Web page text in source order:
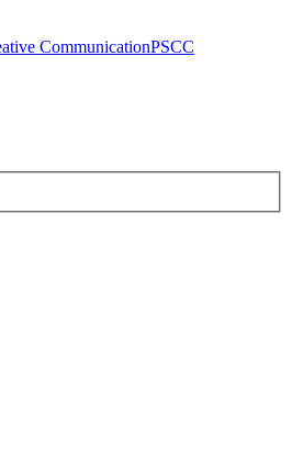
CommunicationPSCC